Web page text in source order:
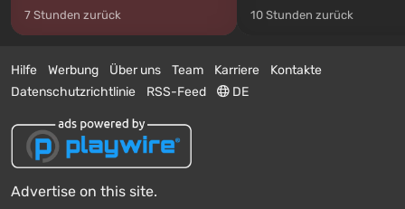
7 Stunden zurück 10 Stunden zurück
Hilfe Werbung Über uns Team Karriere
Kontakte
Datenschutzrichtlinie
RSS-Feed DE
Advertise on this site.